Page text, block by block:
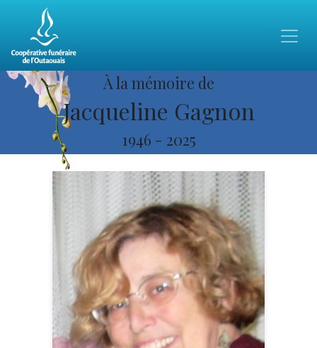
À la mémoire de
Jacqueline Gagnon
1946 - 2025